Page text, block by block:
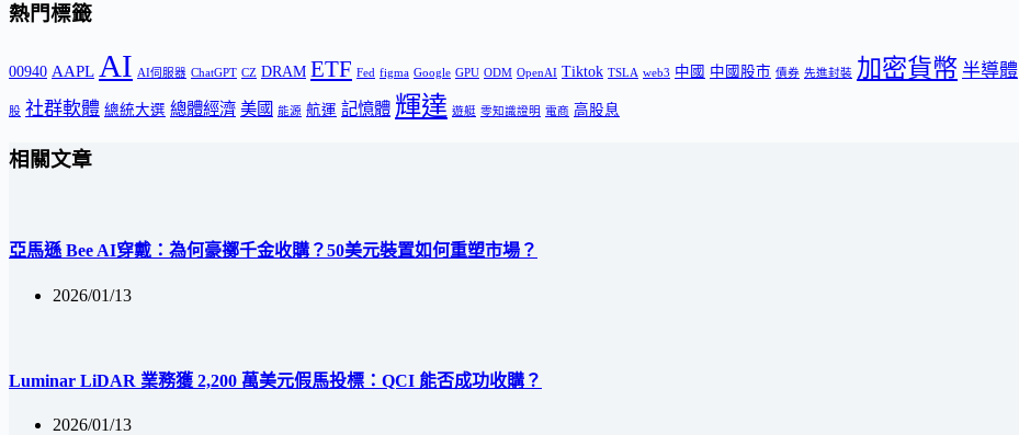
熱門標籤
00940 AAPL AI AI伺服器 ChatGPT CZ DRAM ETF Fed figma Google GPU ODM OpenAI Tiktok TSLA web3 中國 中國股市 債券 先進封裝 加密貨幣 半導體
股 社群軟體 總統大選 總體經濟 美國 能源 航運 記憶體 輝達 遊艇 零知識證明 電商 高股息
相關文章
亞馬遜 Bee AI穿戴：為何豪擲千金收購？50美元裝置如何重塑市場？
2026/01/13
Luminar LiDAR 業務獲 2,200 萬美元假馬投標：QCI 能否成功收購？
2026/01/13